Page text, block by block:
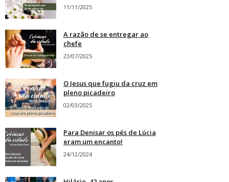
11/11/2025
A razão de se entregar ao
chefe
23/07/2025
O Jesus que fugiu da cruz em
pleno picadeiro
02/03/2025
Para Denisar os pés de Lúcia
eram um encanto!
24/12/2024